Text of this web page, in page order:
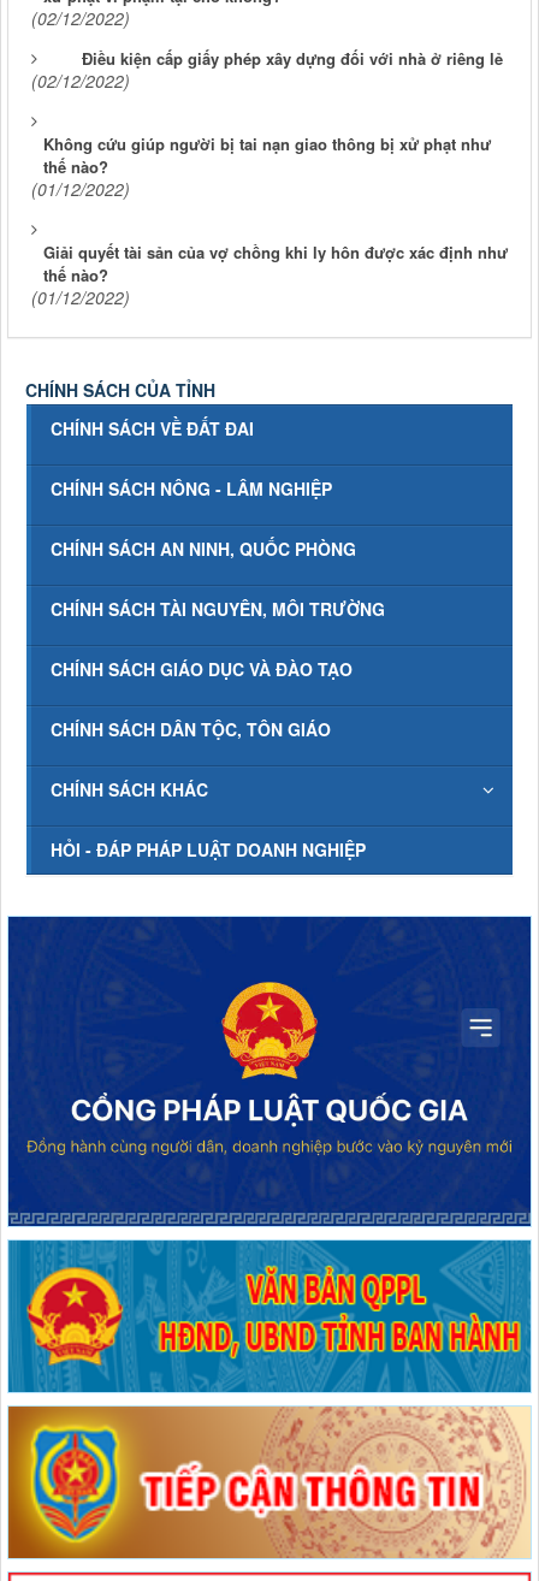
(02/12/2022)
Điều kiện cấp giấy phép xây dựng đối với nhà ở riêng lẻ
(02/12/2022)
Không cứu giúp người bị tai nạn giao thông bị xử phạt như
thế nào?
(01/12/2022)
Giải quyết tài sản của vợ chồng khi ly hôn được xác định như
thế nào?
(01/12/2022)
CHÍNH SÁCH CỦA TỈNH
CHÍNH SÁCH VỀ ĐẤT ĐAI
CHÍNH SÁCH NÔNG - LÂM NGHIỆP
CHÍNH SÁCH AN NINH, QUỐC PHÒNG
CHÍNH SÁCH TÀI NGUYÊN, MÔI TRƯỜNG
CHÍNH SÁCH GIÁO DỤC VÀ ĐÀO TẠO
CHÍNH SÁCH DÂN TỘC, TÔN GIÁO
CHÍNH SÁCH KHÁC
HỎI - ĐÁP PHÁP LUẬT DOANH NGHIỆP